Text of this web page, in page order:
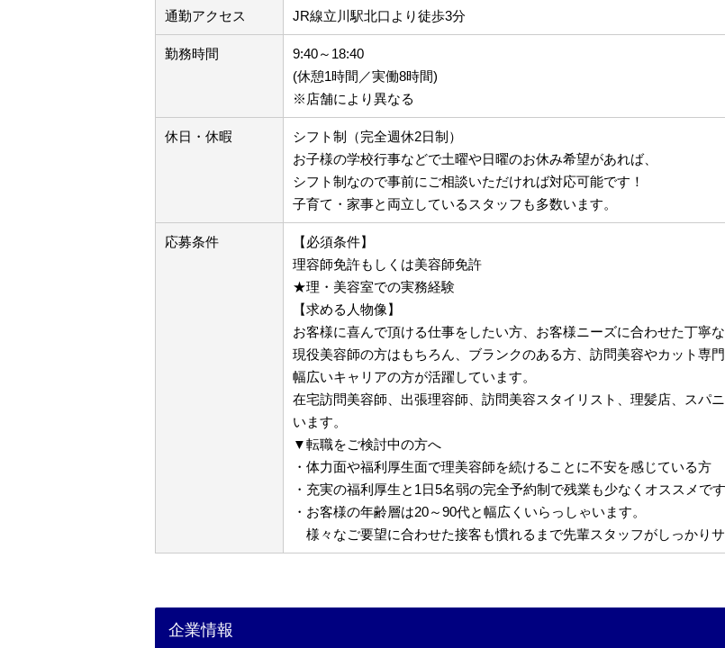
通勤アクセス JR線立川駅北口より徒歩3分
勤務時間
9:40～18:40
(休憩1時間／実働8時間)
※店舗により異なる
休日・休暇
シフト制（完全週休2日制）
お子様の学校行事などで土曜や日曜のお休み希望があれば、
シフト制なので事前にご相談いただければ対応可能です！
子育て・家事と両立しているスタッフも多数います。
応募条件
【必須条件】
理容師免許もしくは美容師免許
★理・美容室での実務経験
【求める人物像】
お客様に喜んで頂ける仕事をしたい方、お客様ニーズに合わせた丁寧
現役美容師の方はもちろん、ブランクのある方、訪問美容やカット専門
幅広いキャリアの方が活躍しています。
在宅訪問美容師、出張理容師、訪問美容スタイリスト、理髪店、スパ
います。
▼転職をご検討中の方へ
・体力面や福利厚生面で理美容師を続けることに不安を感じている方
・充実の福利厚生と1日5名弱の完全予約制で残業も少なくオススメです
・お客様の年齢層は20～90代と幅広くいらっしゃいます。
様々なご要望に合わせた接客も慣れるまで先輩スタッフがしっかりサ
企業情報